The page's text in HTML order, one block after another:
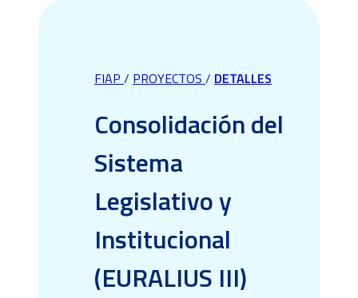
FIAP / PROYECTOS / DETALLES
Consolidación del
Sistema
Legislativo y
Institucional
(EURALIUS III)